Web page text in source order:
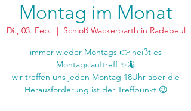
Montag im Monat
Di., 03. Feb.
  |
Schloß Wackerbarth in Radebeul
immer wieder Montags 👉 heißt es
Montagslauftreff ✨🦎
wir treffen uns jeden Montag 18Uhr aber die